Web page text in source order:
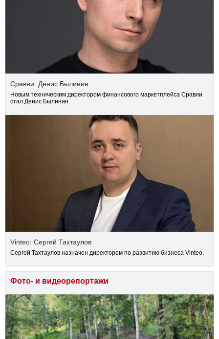
Сравни: Денис Былинин
Новым техническим директором финансового маркетплейса Сравни
стал Денис Былинин.
Vinteo: Сергей Тахтаулов
Сергей Тахтаулов назначен директором по развитию бизнеса Vinteo.
Фото- и видеорепортажи